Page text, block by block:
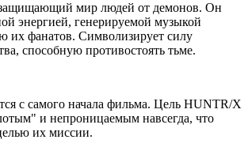
мир людей от демонов. Он
энергией, генерируемой музыкой
их фанатов. Символизирует силу
способную противостоять тьме.
с самого начала фильма. Цель HUNTR/X
и непроницаемым навсегда, что
их миссии.